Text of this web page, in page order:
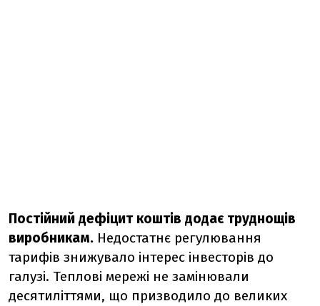
Постійний дефіцит коштів додає труднощів
виробникам. Недостатнє регулювання
тарифів знижувало інтерес інвесторів до
галузі. Теплові мережі не замінювали
десятиліттями, що призводило до великих